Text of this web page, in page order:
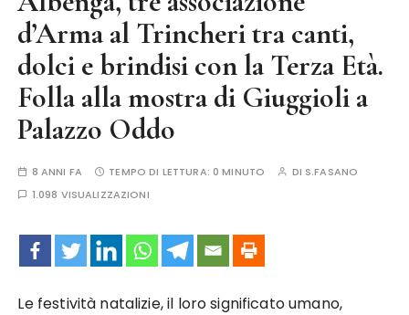
d’Arma al Trincheri tra canti,
dolci e brindisi con la Terza Età.
Folla alla mostra di Giuggioli a
Palazzo Oddo
8 ANNI FA TEMPO DI LETTURA: 0 MINUTO DI S.FASANO
1.098 VISUALIZZAZIONI
Le festività natalizie, il loro significato umano,